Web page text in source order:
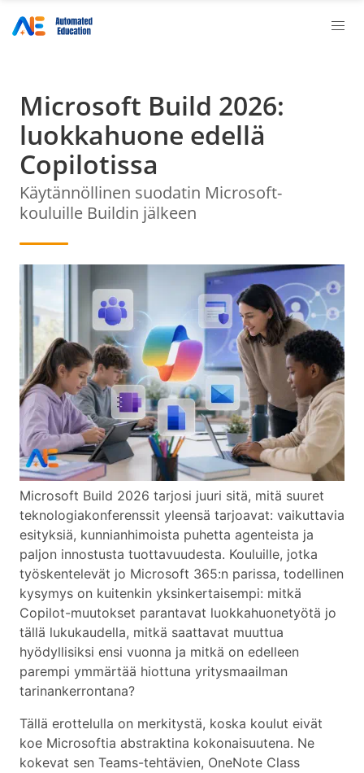
Microsoft Build 2026:
luokkahuone edellä
Copilotissa
Käytännöllinen suodatin Microsoft-
kouluille Buildin jälkeen
Microsoft Build 2026 tarjosi juuri sitä, mitä suuret
teknologiakonferenssit yleensä tarjoavat: vaikuttavia
esityksiä, kunnianhimoista puhetta agenteista ja
paljon innostusta tuottavuudesta. Kouluille, jotka
työskentelevät jo Microsoft 365:n parissa, todellinen
kysymys on kuitenkin yksinkertaisempi: mitkä
Copilot-muutokset parantavat luokkahuonetyötä jo
tällä lukukaudella, mitkä saattavat muuttua
hyödyllisiksi ensi vuonna ja mitkä on edelleen
parempi ymmärtää hiottuna yritysmaailman
tarinankerrontana?
Tällä erottelulla on merkitystä, koska koulut eivät
koe Microsoftia abstraktina kokonaisuutena. Ne
kokevat sen Teams-tehtävien, OneNote Class